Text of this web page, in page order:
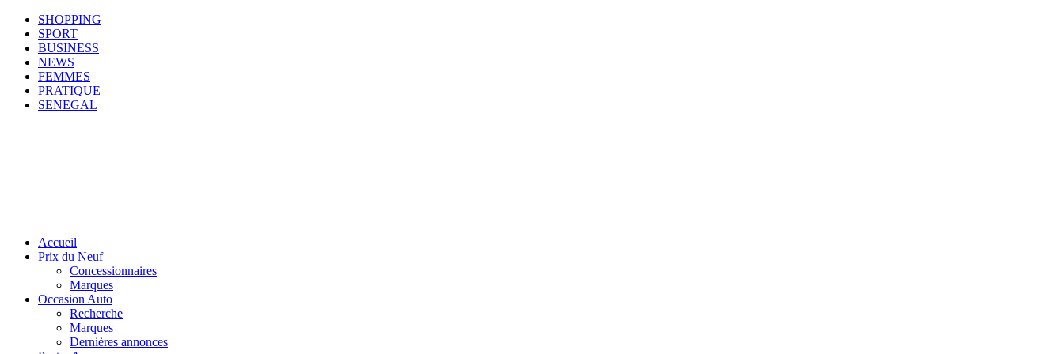
SHOPPING
SPORT
BUSINESS
NEWS
FEMMES
PRATIQUE
SENEGAL
Accueil
Prix du Neuf
Concessionnaires
Marques
Occasion Auto
Recherche
Marques
Dernières annonces